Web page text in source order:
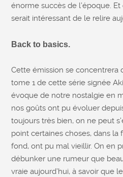
énorme succès de l’époque. Et
serait intéressant de le relire
Back to basics.
Cette émission se concentrera
tome 1 de cette série signée
évoque de notre nostalgie en
nos goûts ont pu évoluer
toujours très bien, on ne peut
point certaines choses, dans
fond, ont pu mal vieillir. On en
débunker une rumeur que
vraie aujourd’hui, à savoir que